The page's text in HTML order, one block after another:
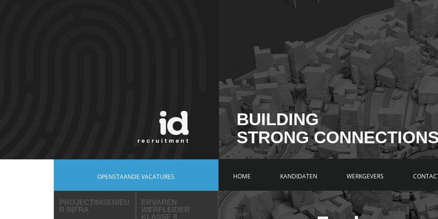
BUILDING
STRONG
OPENSTAANDE VACATURES
PROJECTINGENIEU
R INFRA
ERVAREN
WERFLEIDER
KLASSE 8
HOME KANDIDATEN
VACATURES
INSCHRIJVEN
WERKGEVERS